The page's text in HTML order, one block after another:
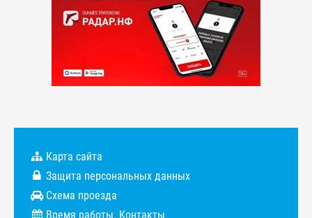
Карта сайта
Защита персональных данных
Схема проезда
Время работы. Контакты